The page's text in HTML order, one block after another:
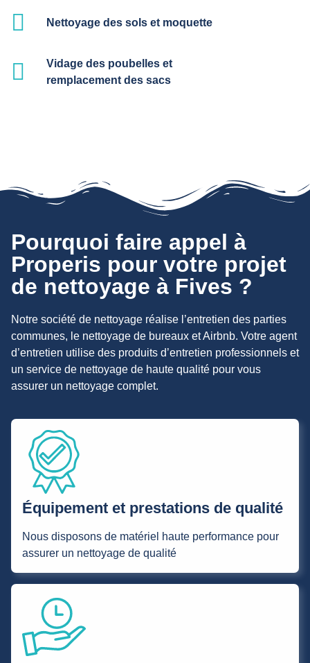
Nettoyage des sols et moquette
Vidage des poubelles et
remplacement des sacs
Pourquoi faire appel à
Properis pour votre projet
de nettoyage à Fives ?
Notre société de nettoyage réalise l’entretien des parties
communes, le nettoyage de bureaux et Airbnb. Votre agent
d’entretien utilise des produits d’entretien professionnels et
un service de nettoyage de haute qualité pour vous
assurer un nettoyage complet.
Équipement et prestations de qualité
Nous disposons de matériel haute performance pour
assurer un nettoyage de qualité